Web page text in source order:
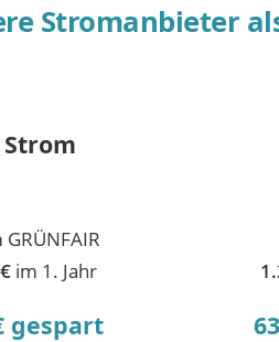
Stromanbieter
Strom
im 1. Jahr
gespart